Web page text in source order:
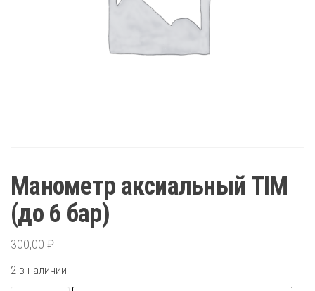
Манометр аксиальный TIM
(до 6 бар)
300,00 ₽
2 в наличии